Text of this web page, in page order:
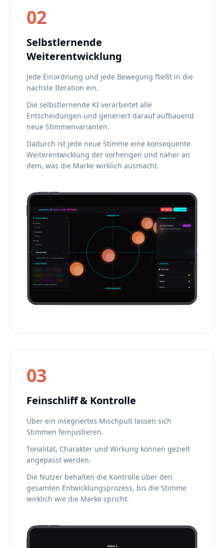
02
Selbstlernende
Weiterentwicklung
Jede Einordnung und jede Bewegung fließt in die
nächste Iteration ein.
Die selbstlernende KI verarbeitet alle
Entscheidungen und generiert darauf aufbauend
neue Stimmenvarianten.
Dadurch ist jede neue Stimme eine konsequente
Weiterentwicklung der vorherigen und näher an
dem, was die Marke wirklich ausmacht.
03
Feinschliff & Kontrolle
Über ein integriertes Mischpult lassen sich
Stimmen feinjustieren.
Tonalität, Charakter und Wirkung können gezielt
angepasst werden.
Die Nutzer behalten die Kontrolle über den
gesamten Entwicklungsprozess, bis die Stimme
wirklich wie die Marke spricht.